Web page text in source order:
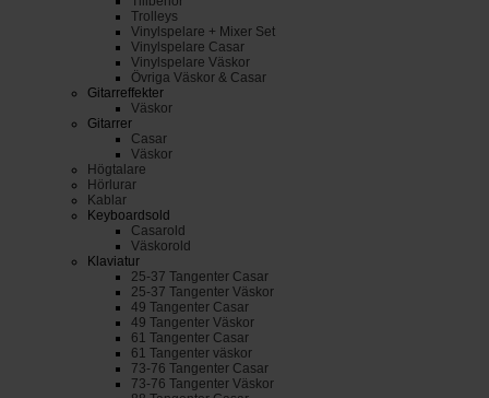
Trolleys
Vinylspelare + Mixer Set
Vinylspelare Casar
Vinylspelare Väskor
Övriga Väskor & Casar
Gitarreffekter
Väskor
Gitarrer
Casar
Väskor
Högtalare
Hörlurar
Kablar
Keyboardsold
Casarold
Väskorold
Klaviatur
25-37 Tangenter Casar
25-37 Tangenter Väskor
49 Tangenter Casar
49 Tangenter Väskor
61 Tangenter Casar
61 Tangenter väskor
73-76 Tangenter Casar
73-76 Tangenter Väskor